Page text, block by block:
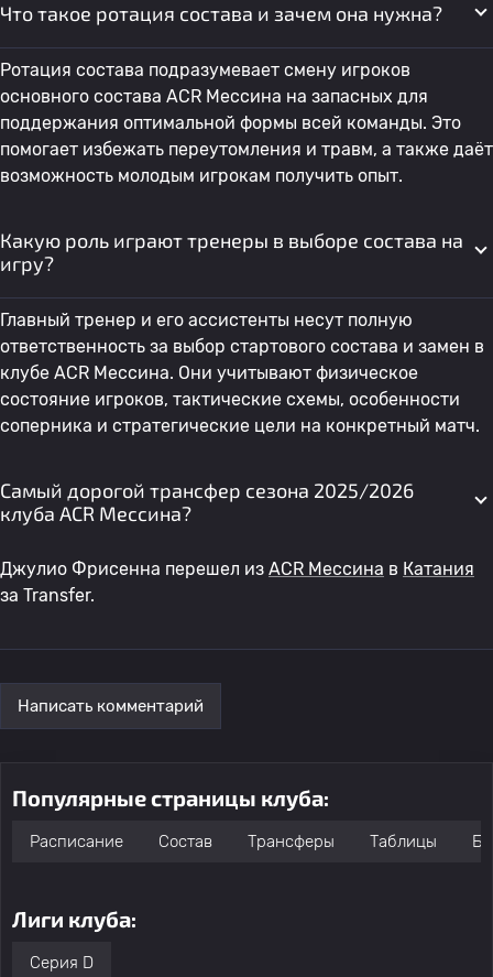
Что такое ротация состава и зачем она нужна?
Ротация состава подразумевает смену игроков
основного состава ACR Мессина на запасных для
поддержания оптимальной формы всей команды. Это
помогает избежать переутомления и травм, а также даёт
возможность молодым игрокам получить опыт.
Какую роль играют тренеры в выборе состава на
игру?
Главный тренер и его ассистенты несут полную
ответственность за выбор стартового состава и замен в
клубе ACR Мессина. Они учитывают физическое
состояние игроков, тактические схемы, особенности
соперника и стратегические цели на конкретный матч.
Самый дорогой трансфер сезона 2025/2026
клуба ACR Мессина?
Джулио Фрисенна перешел из ACR Мессина в Катания
за Transfer.
Написать комментарий
Популярные страницы клуба:
Расписание Состав Трансферы Таблицы
Лиги клуба:
Серия D